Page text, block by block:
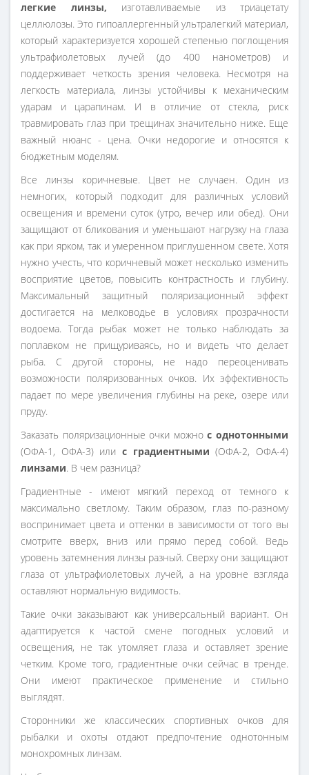
легкие линзы, изготавливаемые из триацетату
целлюлозы. Это гипоаллергенный ультралегкий материал,
который характеризуется хорошей степенью поглощения
ультрафиолетовых лучей (до 400 нанометров) и
поддерживает четкость зрения человека. Несмотря на
легкость материала, линзы устойчивы к механическим
ударам и царапинам. И в отличие от стекла, риск
травмировать глаз при трещинах значительно ниже. Еще
важный нюанс - цена. Очки недорогие и относятся к
бюджетным моделям.
Все линзы коричневые. Цвет не случаен. Один из
немногих, который подходит для различных условий
освещения и времени суток (утро, вечер или обед). Они
защищают от бликования и уменьшают нагрузку на глаза
как при ярком, так и умеренном приглушенном свете. Хотя
нужно учесть, что коричневый может несколько изменить
восприятие цветов, повысить контрастность и глубину.
Максимальный защитный поляризационный эффект
достигается на мелководье в условиях прозрачности
водоема. Тогда рыбак может не только наблюдать за
поплавком не прищуриваясь, но и видеть что делает
рыба. С другой стороны, не надо переоценивать
возможности поляризованных очков. Их эффективность
падает по мере увеличения глубины на реке, озере или
пруду.
Заказать поляризационные очки можнос однотонными
(ОФА-1, ОФА-3) или с градиентными (ОФА-2, ОФА-4)
линзами. В чем разница?
Градиентные - имеют мягкий переход от темного к
максимально светлому. Таким образом, глаз по-разному
воспринимает цвета и оттенки в зависимости от того вы
смотрите вверх, вниз или прямо перед собой. Ведь
уровень затемнения линзы разный. Сверху они защищают
глаза от ультрафиолетовых лучей, а на уровне взгляда
оставляют нормальную видимость.
Такие очки заказывают как универсальный вариант. Он
адаптируется к частой смене погодных условий и
освещения, не так утомляет глаза и оставляет зрение
четким. Кроме того, градиентные очки сейчас в тренде.
Они имеют практическое применение и стильно
выглядят.
Сторонники же классических спортивных очков для
рыбалки и охоты отдают предпочтение однотонным
монохромных линзам.